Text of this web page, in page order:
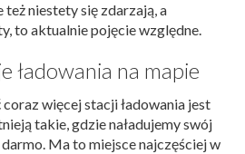
też niestety się zdarzają, a
to aktualnie pojęcie względne.
ładowania na mapie
coraz więcej stacji ładowania jest
takie, gdzie naładujemy swój
Ma to miejsce najczęściej w